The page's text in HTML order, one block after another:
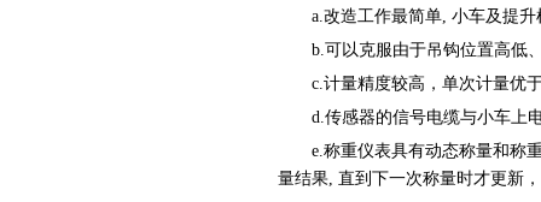
a.改造工作最简单, 小车及提升
b.可以克服由于吊钩位置高低
c.计量精度较高，单次计量优于
d.传感器的信号电缆与小车上电
e.称重仪表具有动态称量和称重
量结果, 直到下一次称量时才更新